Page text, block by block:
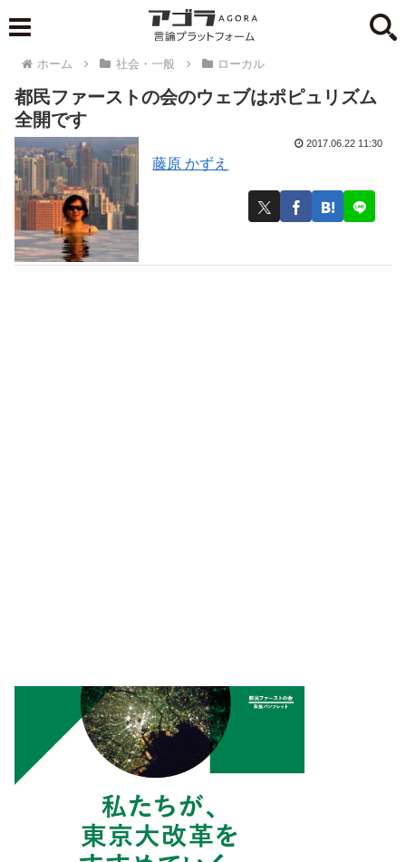
ホーム 社会・一般 ローカル
都民ファーストの会のウェブはポピュリズム
全開です
藤原 かずえ
2017.06.22 11:30